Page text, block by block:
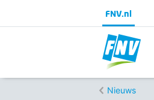
FNV.nl
Nieuws